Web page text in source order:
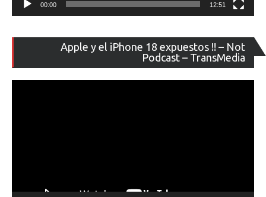
00:00 12:51
Apple y el iPhone 18 expuestos !! – Not
Podcast – TransMedia
de